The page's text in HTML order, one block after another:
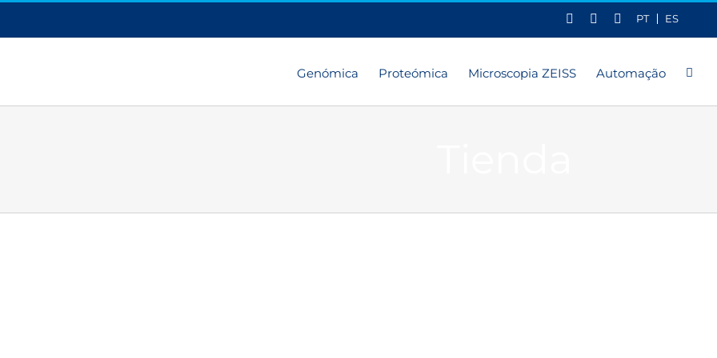
PT ES
LinkedInYouTube
Genómica Proteómica Microscopia ZEISS Automação